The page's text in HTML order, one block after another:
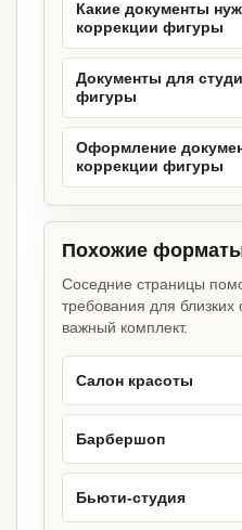
Какие документы
коррекции фигуры
Документы для
фигуры
Оформление
коррекции фигуры
Похожие
Соседние страницы
требования для близких
важный комплект.
Салон красоты
Барбершоп
Бьюти-студия